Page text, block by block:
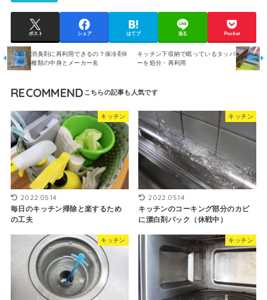
ポスト シェア はてブ 送る Pocket
消臭剤に再利用できるの？保冷剤9
種類の中身とメーカー名
キッチン下収納で眠っているタッパ
ーを処分・再利用
RECOMMEND
キッチン
2022.05.14
毎日のキッチン掃除と楽するため
の工夫
キッチン
2022.05.14
キッチンのコーキング部分のカビ
に漂白剤パック（休戦中）
キッチン キッチン